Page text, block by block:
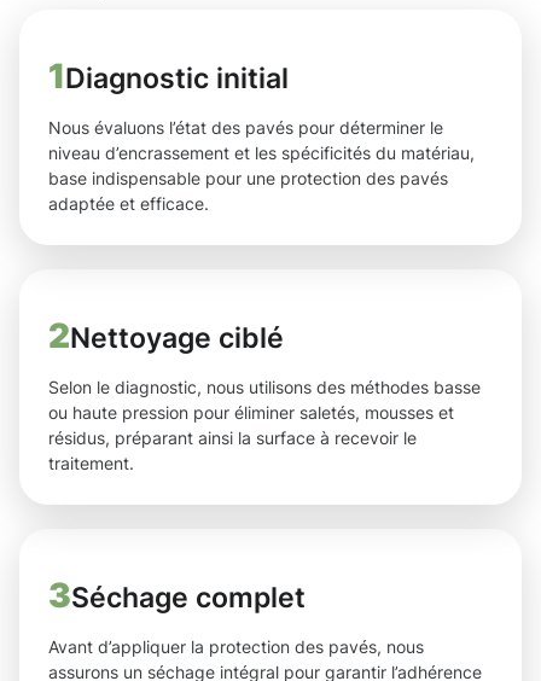
1Diagnostic initial
Nous évaluons l’état des pavés pour déterminer le
niveau d’encrassement et les spécificités du matériau,
base indispensable pour une protection des pavés
adaptée et efficace.
2Nettoyage ciblé
Selon le diagnostic, nous utilisons des méthodes basse
ou haute pression pour éliminer saletés, mousses et
résidus, préparant ainsi la surface à recevoir le
traitement.
3Séchage complet
Avant d’appliquer la protection des pavés, nous
assurons un séchage intégral pour garantir l’adhérence